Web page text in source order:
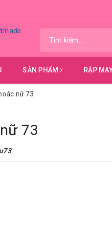
SẢN PHẨM RẬP
nữ 73
73